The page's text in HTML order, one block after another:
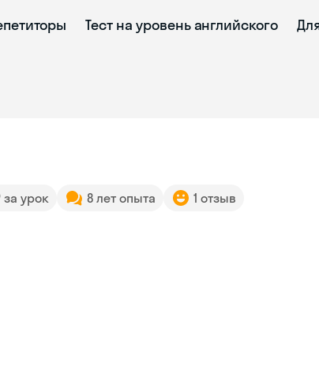
Тест на уровень английского
за урок 8 лет опыта 1 отзыв